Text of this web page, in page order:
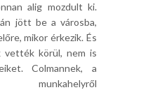
alig mozdult ki.
jött be a városba,
mikor érkezik. És
vették körül, nem is
Colmannek, a
munkahelyről